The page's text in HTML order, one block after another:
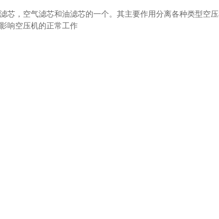
芯，空气滤芯和油滤芯的一个。其主要作用分离各种类型空
响空压机的正常工作